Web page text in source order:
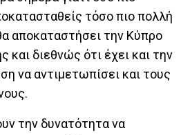
τόσο πιο πολλή
αποκαταστήσει την Κύπρο
και διεθνώς ότι έχει και την
να αντιμετωπίσει και τους
την δυνατότητα να